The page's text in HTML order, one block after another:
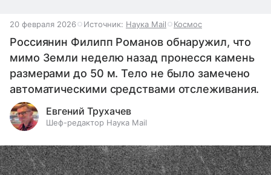
20 февраля 2026 Источник: Наука Mail Космос
Россиянин Филипп Романов обнаружил, что
мимо Земли неделю назад пронесся камень
размерами до 50 м. Тело не было замечено
автоматическими средствами отслеживания.
Евгений Трухачев
Шеф-редактор Наука Mail